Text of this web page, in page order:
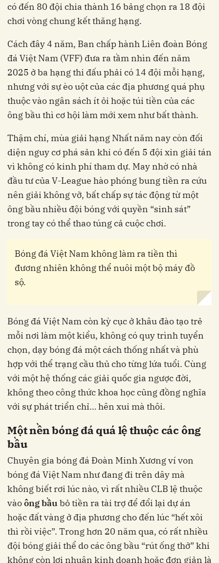
có đến 80 đội chia thành 16 bảng chọn ra 18 đội
chơi vòng chung kết thăng hạng.
Cách đây 4 năm, Ban chấp hành Liên đoàn Bóng
đá Việt Nam (VFF) đưa ra tầm nhìn đến năm
2025 ở ba hạng thi đấu phải có 14 đội mỗi hạng,
nhưng với sự èo uột của các địa phương quá phụ
thuộc vào ngân sách ít ỏi hoặc túi tiền của các
ông bầu thì cơ hội làm mới xem như bất thành.
Thậm chí, mùa giải hạng Nhất năm nay còn đối
diện nguy cơ phá sản khi có đến 5 đội xin giải tán
vì không có kinh phí tham dự. May nhờ có nhà
đầu tư của V-League hào phóng bung tiền ra cứu
nên giải không vỡ, bất chấp sự tác động từ một
ông bầu nhiều đội bóng với quyền “sinh sát”
trong tay có thể thao túng cả cuộc chơi.
Bóng đá Việt Nam không làm ra tiền thì
đương nhiên không thể nuôi một bộ máy đồ
sộ.
Bóng đá Việt Nam còn kỳ cục ở khâu đào tạo trẻ
mỗi nơi làm một kiểu, không có quy trình tuyển
chọn, dạy bóng đá một cách thống nhất và phù
hợp với thể trạng cầu thủ cho từng lứa tuổi. Cùng
với một hệ thống các giải quốc gia ngược đời,
không theo công thức khoa học cũng đồng nghĩa
với sự phát triển chỉ… hên xui mà thôi.
Một nền bóng đá quá lệ thuộc các ông
bầu
Chuyên gia bóng đá Đoàn Minh Xương ví von
bóng đá Việt Nam như đang đi trên dây mà
không biết rơi lúc nào, vì rất nhiều CLB lệ thuộc
vàoông bầu bỏ tiền ra tài trợ để đổi lại dự án
hoặc đất vàng ở địa phương cho đến lúc “hết xôi
thì rồi việc”. Trong hơn 20 năm qua, có rất nhiều
đội bóng giải thể do các ông bầu “rút ống thở” khi
không còn lợi nhuận kinh doanh hoặc đơn giản là